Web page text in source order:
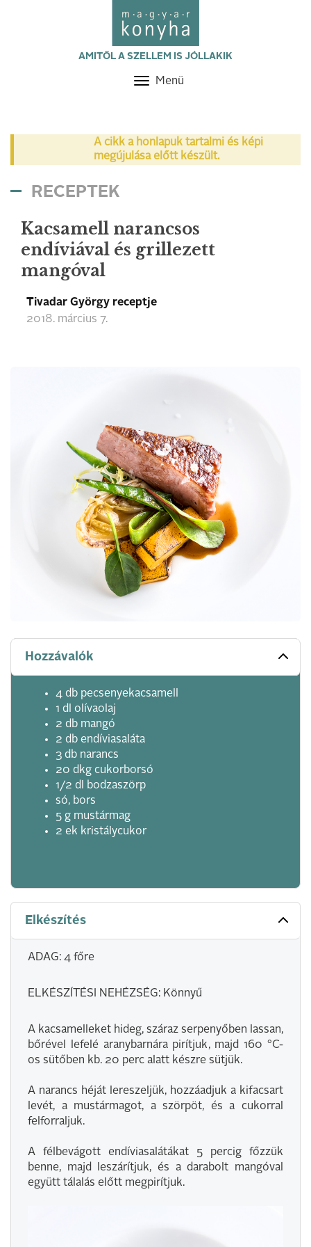
AMITŐL A SZELLEM IS JÓLLAKIK
Toggle
Menü
A cikk a honlapuk tartalmi és képi
megújulása előtt készült.
RECEPTEK
Kacsamell narancsos
endíviával és grillezett
mangóval
Tivadar György receptje
2018. március 7.
Hozzávalók
4 db pecsenyekacsamell
1 dl olívaolaj
2 db mangó
2 db endíviasaláta
3 db narancs
20 dkg cukorborsó
1/2 dl bodzaszörp
só, bors
5 g mustármag
2 ek kristálycukor
Elkészítés
ADAG: 4 főre
ELKÉSZÍTÉSI NEHÉZSÉG: Könnyű
A kacsamelleket hideg, száraz serpenyőben lassan,
bőrével lefelé aranybarnára pirítjuk, majd 160 °C-
os sütőben kb. 20 perc alatt készre sütjük.
A narancs héját lereszeljük, hozzáadjuk a kifacsart
levét, a mustármagot, a szörpöt, és a cukorral
felforraljuk.
A félbevágott endíviasalátákat 5 percig főzzük
benne, majd leszárítjuk, és a darabolt mangóval
együtt tálalás előtt megpirítjuk.